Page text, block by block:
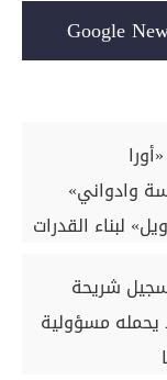
وادواني»
لبناء القدرات
شريحة
مسؤولية